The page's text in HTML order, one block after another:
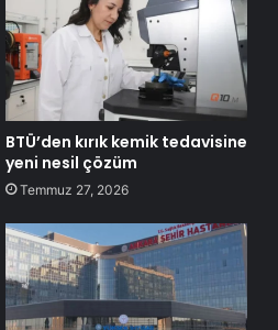
BTÜ’den kırık kemik tedavisine
yeni nesil çözüm
Temmuz 27, 2026